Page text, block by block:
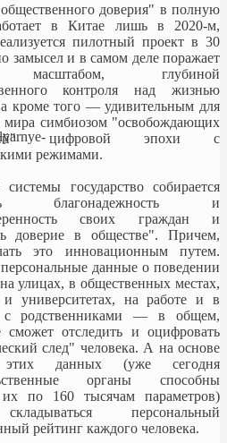
доверия" в полную
в Китае лишь в 2020-м,
пилотный проект в 30
замысел и в самом деле поражает
масштабом, глубиной
контроля над жизнью
а кроме того — удивительным для
мира симбиозом "освобождающих
цифровой эпохи с
режимами.
государство собирается
благонадежность и
своих граждан и
доверие в обществе". Причем,
это инновационным путем.
данные о поведении
улицах, в общественных местах,
университетах, на работе и в
с родственниками — в общем,
сможет отследить и оцифровать
след" человека. А на основе
этих данных (уже сегодня
органы способны
их по 160 тысячам параметров)
персональный
рейтинг каждого человека.